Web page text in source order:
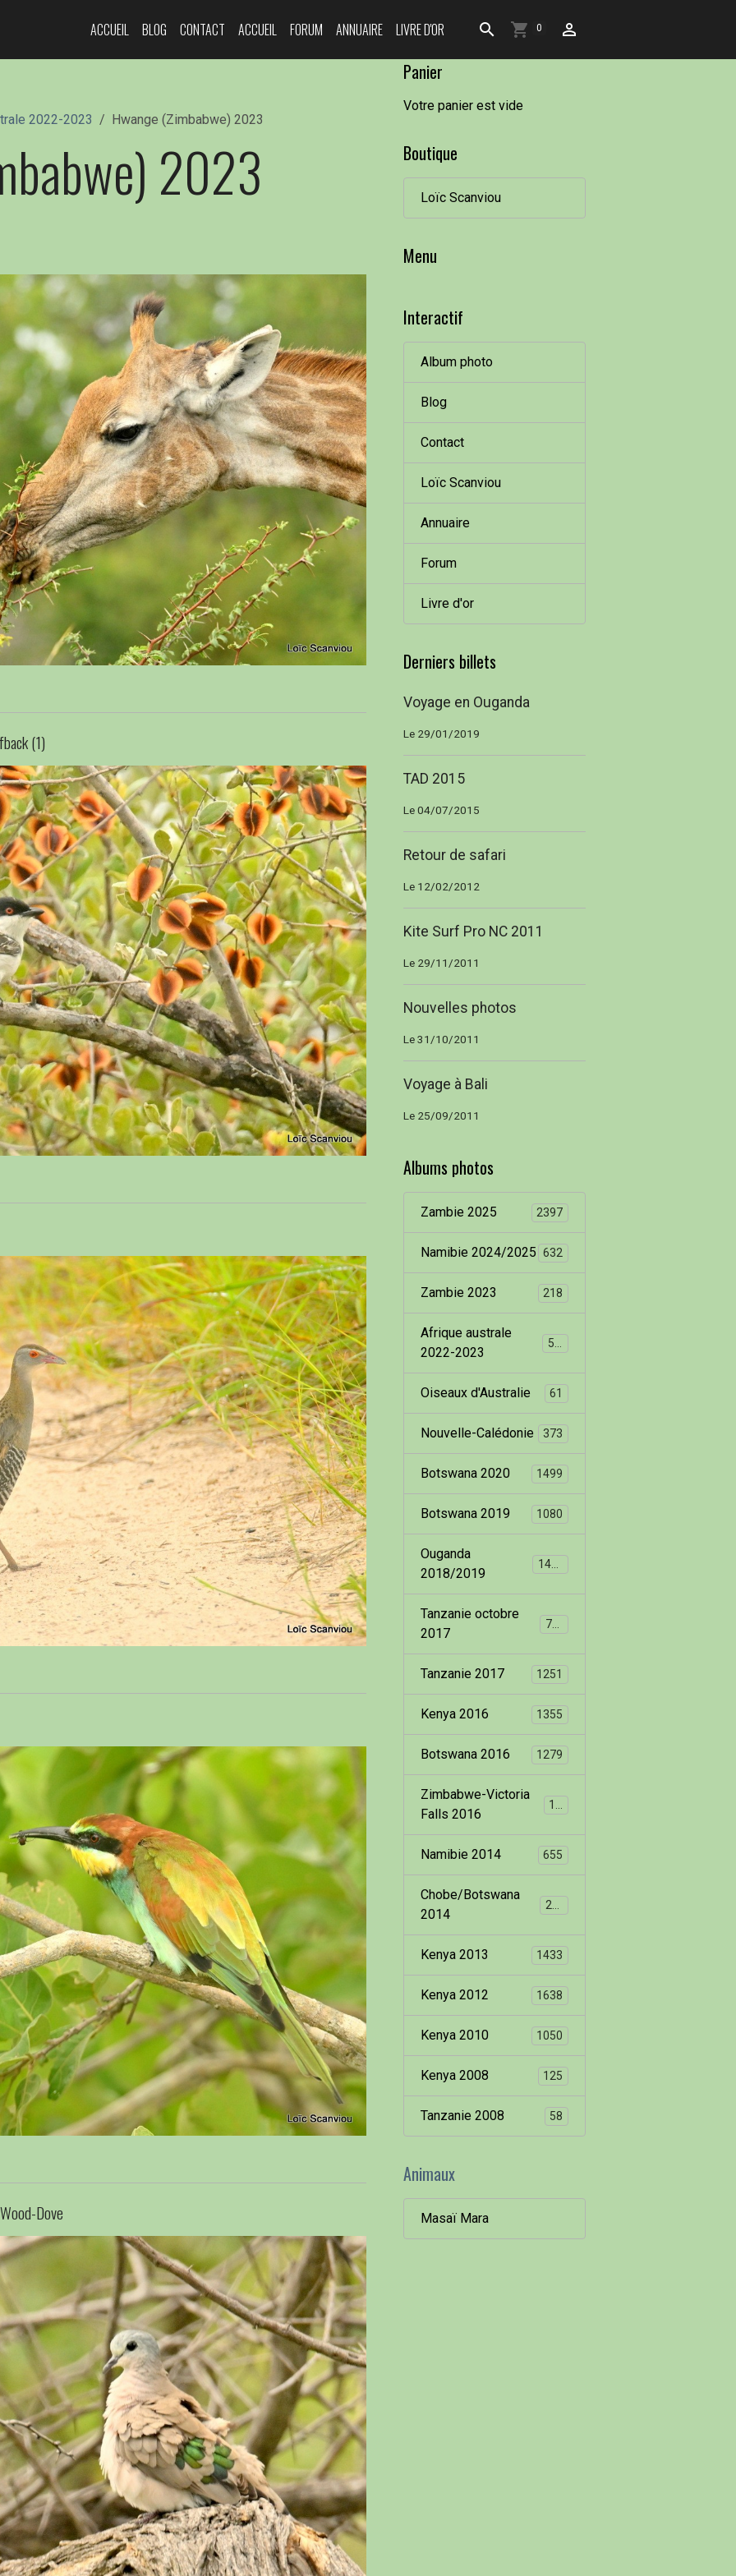
ACCUEIL BLOG CONTACT ACCUEIL FORUM ANNUAIRE LIVRE D'OR 0
2022-2023 Hwange (Zimbabwe) 2023
2023
(1)
Dove
Panier
Votre panier est vide
Boutique
Loïc Scanviou
Menu
Interactif
Album photo
Blog
Contact
Loïc Scanviou
Annuaire
Forum
Livre d'or
Derniers billets
Voyage en Ouganda
Le 29/01/2019
TAD 2015
Le 04/07/2015
Retour de safari
Le 12/02/2012
Kite Surf Pro NC 2011
Le 29/11/2011
Nouvelles photos
Le 31/10/2011
Voyage à Bali
Le 25/09/2011
Albums photos
Zambie 2025 2397
Namibie 2024/2025 632
Zambie 2023 218
Afrique australe
2022-2023
Oiseaux d'Australie 61
Nouvelle-Calédonie 373
Botswana 2020 1499
Botswana 2019 1080
Ouganda
2018/2019
Tanzanie octobre
2017
799
Tanzanie 2017 1251
Kenya 2016 1355
Botswana 2016 1279
Zimbabwe-Victoria
Falls 2016
Namibie 2014 655
Chobe/Botswana
2014
Kenya 2013 1433
Kenya 2012 1638
Kenya 2010 1050
Kenya 2008 125
Tanzanie 2008 58
Animaux
Masaï Mara